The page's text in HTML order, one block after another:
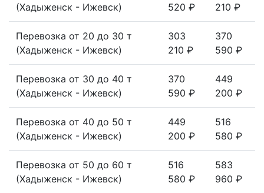
(Хадыженск - Ижевск)
520 ₽
210 ₽
Перевозка от 20 до 30 т
(Хадыженск - Ижевск)
303
210 ₽
370
590 ₽
Перевозка от 30 до 40 т
(Хадыженск - Ижевск)
370
590 ₽
449
200 ₽
Перевозка от 40 до 50 т
(Хадыженск - Ижевск)
449
200 ₽
516
580 ₽
Перевозка от 50 до 60 т
(Хадыженск - Ижевск)
516
580 ₽
583
960 ₽